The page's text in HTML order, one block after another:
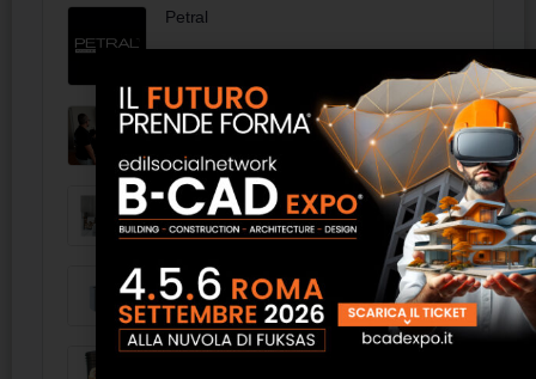
Petral
Formazione personalizzata – GEC
Software
Pannello decorativo impermeabile -
FAS Italia
FSW63 - FRAL
PRIMER WATER